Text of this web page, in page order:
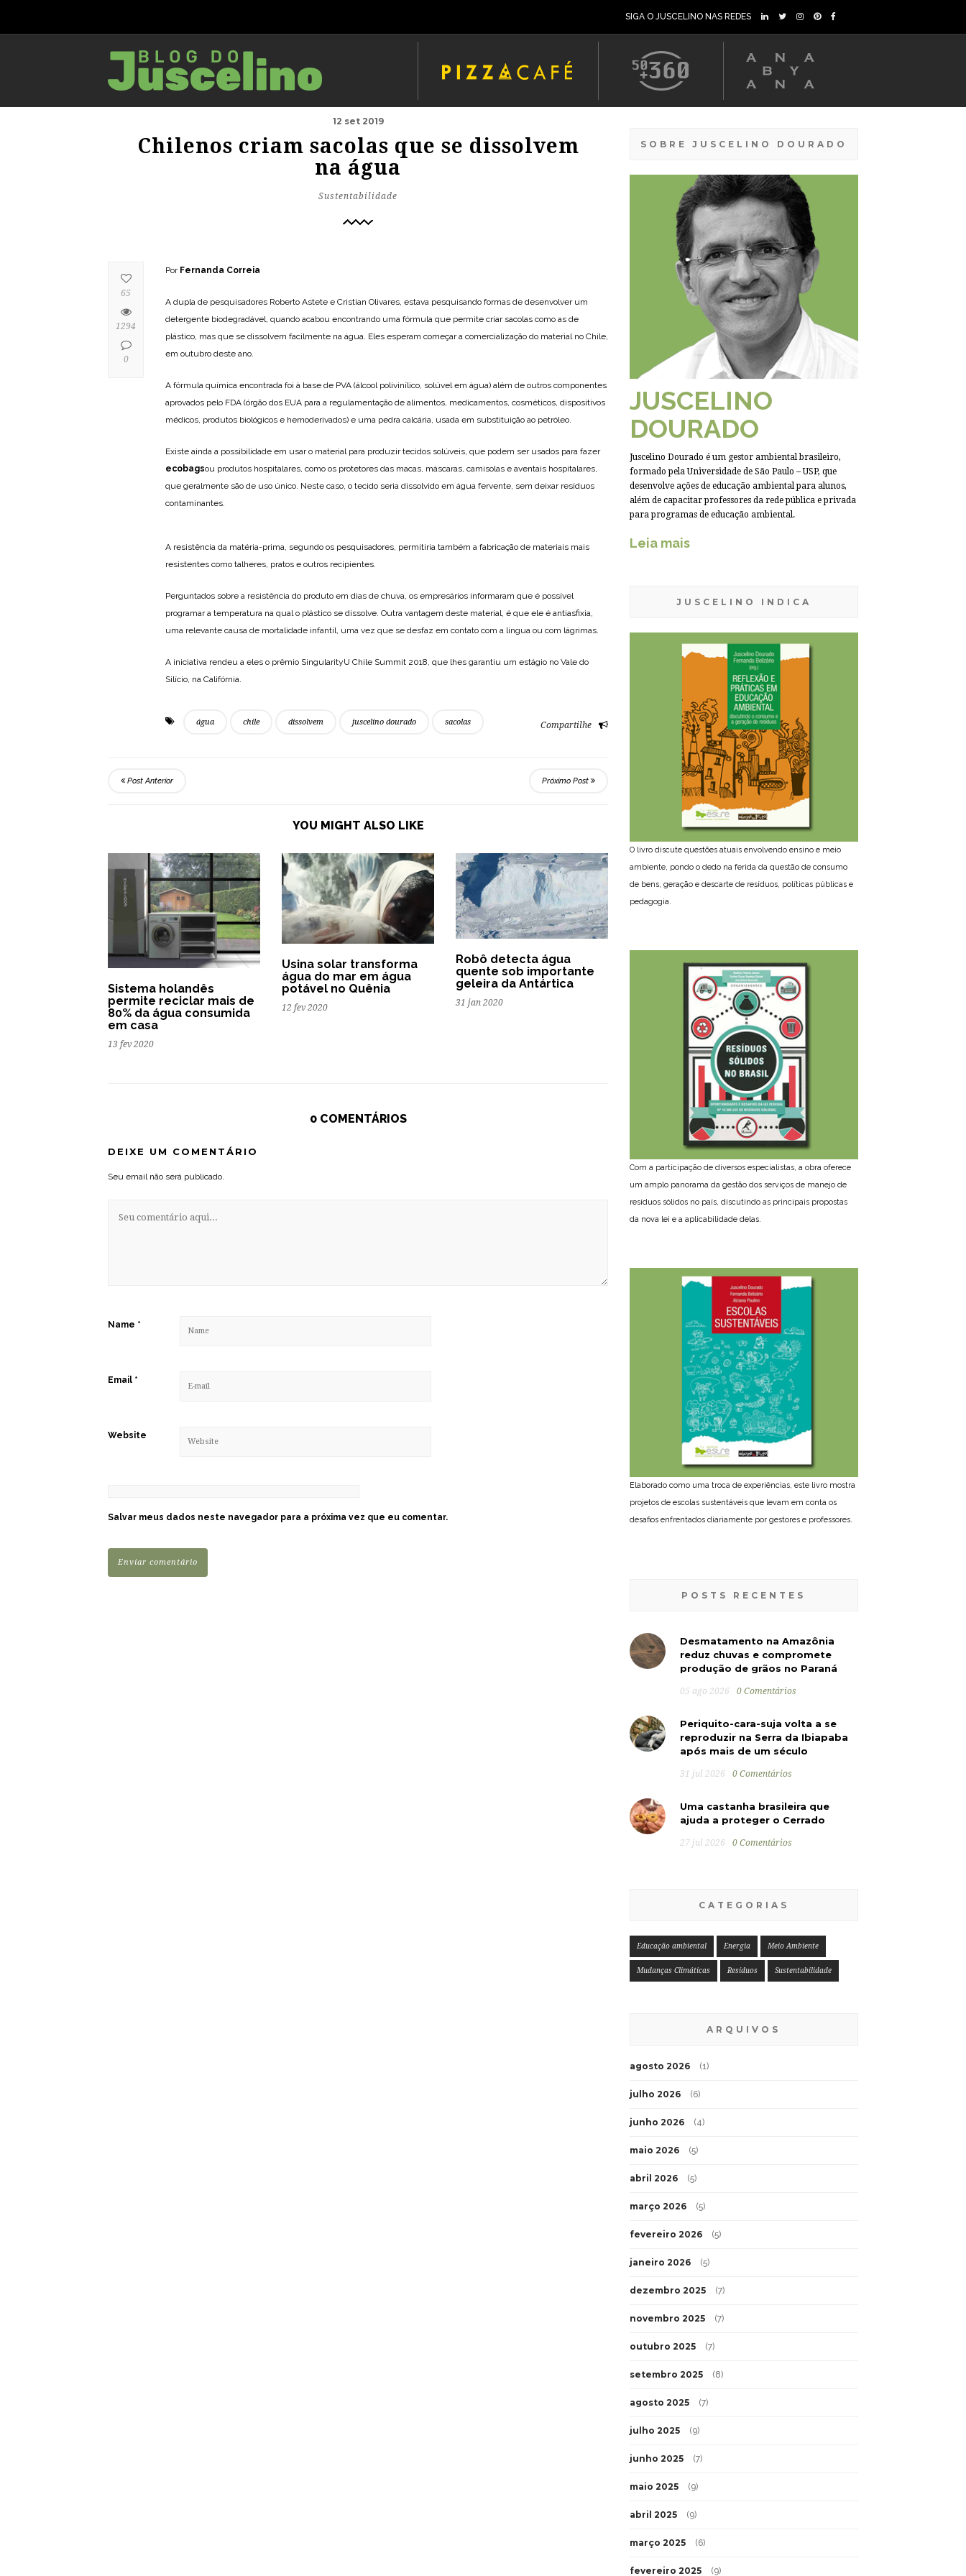
SIGA O JUSCELINO NAS REDES
12 set 2019
Chilenos criam sacolas que se dissolvem
na água
Sustentabilidade
Por Fernanda Correia
A dupla de pesquisadores Roberto Astete e Cristian Olivares, estava pesquisando formas de desenvolver um
detergente biodegradável, quando acabou encontrando uma fórmula que permite criar sacolas como as de
plástico, mas que se dissolvem facilmente na água. Eles esperam começar a comercialização do material no Chile,
em outubro deste ano.
A fórmula química encontrada foi à base de PVA (álcool polivinílico, solúvel em água) além de outros componentes
aprovados pelo FDA (órgão dos EUA para a regulamentação de alimentos, medicamentos, cosméticos, dispositivos
médicos, produtos biológicos e hemoderivados) e uma pedra calcária, usada em substituição ao petróleo.
Existe ainda a possibilidade em usar o material para produzir tecidos solúveis, que podem ser usados para fazer
ecobags​​ou produtos hospitalares, como os protetores das macas, máscaras, camisolas e aventais hospitalares,
que geralmente são de uso único. Neste caso, o tecido seria dissolvido em água fervente, sem deixar resíduos
contaminantes.
A resistência da matéria-prima, segundo os pesquisadores, permitiria também a fabricação de materiais mais
resistentes como talheres, pratos e outros recipientes.
Perguntados sobre a resistência do produto em dias de chuva, os empresários informaram que é possível
programar a temperatura na qual o plástico se dissolve. Outra vantagem deste material, é que ele é antiasfixia,
uma relevante causa de mortalidade infantil, uma vez que se desfaz em contato com a língua ou com lágrimas.
A iniciativa rendeu a eles o prêmio SingularityU Chile Summit 2018, que lhes garantiu um estágio no Vale do
Silício, na Califórnia.
água chile dissolvem juscelino dourado sacolas Compartilhe
65
1294
0
Post Anterior Próximo Post
YOU MIGHT ALSO LIKE
Sistema holandês
permite reciclar mais de
80% da água consumida
em casa
13 fev 2020
Usina solar transforma
água do mar em água
potável no Quênia
12 fev 2020
Robô detecta água
quente sob importante
geleira da Antártica
31 jan 2020
0 COMENTÁRIOS
DEIXE UM COMENTÁRIO
Seu email não será publicado.
Name *
Email *
Website
Salvar meus dados neste navegador para a próxima vez que eu comentar.
SOBRE JUSCELINO DOURADO
JUSCELINO
DOURADO
Juscelino Dourado é um gestor ambiental brasileiro,
formado pela Universidade de São Paulo – USP, que
desenvolve ações de educação ambiental para alunos,
além de capacitar professores da rede pública e privada
para programas de educação ambiental.
Leia mais
JUSCELINO INDICA
O livro discute questões atuais envolvendo ensino e meio
ambiente, pondo o dedo na ferida da questão de consumo
de bens, geração e descarte de resíduos, políticas públicas e
pedagogia.
Com a participação de diversos especialistas, a obra oferece
um amplo panorama da gestão dos serviços de manejo de
resíduos sólidos no país, discutindo as principais propostas
da nova lei e a aplicabilidade delas.
Elaborado como uma troca de experiências, este livro mostra
projetos de escolas sustentáveis que levam em conta os
desafios enfrentados diariamente por gestores e professores.
POSTS RECENTES
Desmatamento na Amazônia
reduz chuvas e compromete
produção de grãos no Paraná
05 ago 2026 0 Comentários
Periquito-cara-suja volta a se
reproduzir na Serra da Ibiapaba
após mais de um século
31 jul 2026 0 Comentários
Uma castanha brasileira que
ajuda a proteger o Cerrado
27 jul 2026 0 Comentários
CATEGORIAS
Educação ambiental Energia Meio Ambiente
Mudanças Climáticas Resíduos Sustentabilidade
ARQUIVOS
agosto 2026 (1)
julho 2026 (6)
junho 2026 (4)
maio 2026 (5)
abril 2026 (5)
março 2026 (5)
fevereiro 2026 (5)
janeiro 2026 (5)
dezembro 2025 (7)
novembro 2025 (7)
outubro 2025 (7)
setembro 2025 (8)
agosto 2025 (7)
julho 2025 (9)
junho 2025 (7)
maio 2025 (9)
abril 2025 (9)
março 2025 (6)
fevereiro 2025 (9)